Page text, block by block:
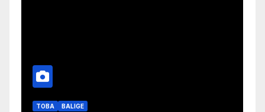
TOBA BALIGE